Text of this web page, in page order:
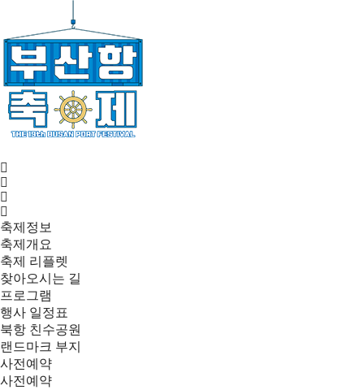
축제정보
축제개요
축제 리플렛
찾아오시는 길
프로그램
행사 일정표
북항 친수공원
랜드마크 부지
사전예약
사전예약